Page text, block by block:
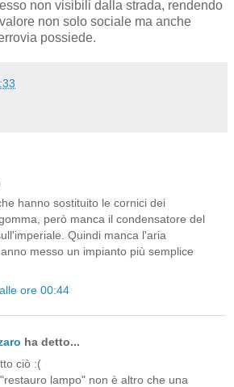
non visibili dalla strada, rendendo
non solo sociale ma anche
possiede.
hanno sostituito le cornici dei
però manca il condensatore del
Quindi manca l'aria
messo un impianto più semplice
ore 00:44
ha detto...
ciò :(
lampo" non è altro che una